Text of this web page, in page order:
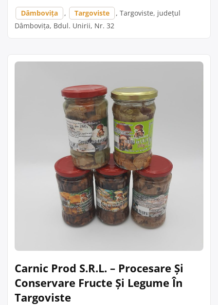
Dâmbovița , Targoviste
, Targoviste, județul
Dâmbovița, Bdul. Unirii, Nr. 32
Carnic Prod S.R.L. – Procesare Și
Conservare Fructe Și Legume În
Targoviste